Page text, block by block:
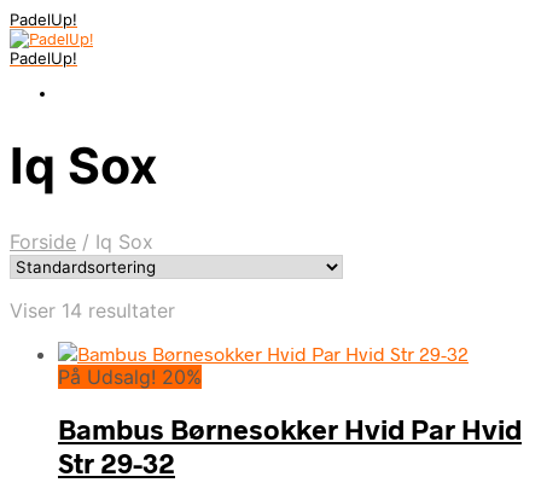
PadelUp!
PadelUp!
Iq Sox
Forside / Iq Sox
Viser 14 resultater
På Udsalg! 20%
Bambus Børnesokker Hvid Par Hvid
Str 29-32